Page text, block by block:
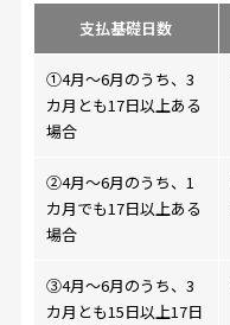
支払基礎日数
①4月～6月のうち、3
カ月とも17日以上ある
場合
②4月～6月のうち、1
カ月でも17日以上ある
場合
③4月～6月のうち、3
カ月とも15日以上17日